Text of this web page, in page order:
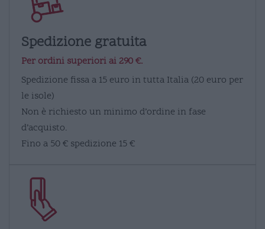
Spedizione gratuita
Per ordini superiori ai 290 €.
Spedizione fissa a 15 euro in tutta Italia (20 euro per
le isole)
Non è richiesto un minimo d’ordine in fase
d’acquisto.
Fino a 50 € spedizione 15 €